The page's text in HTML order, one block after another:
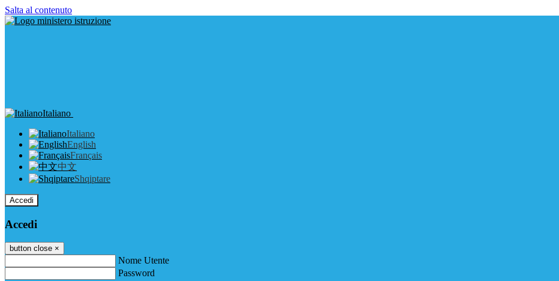
Salta al contenuto
Italiano
Italiano
English
Français
中文
Shqiptare
Accedi
Accedi
button close ×
Nome Utente
Password